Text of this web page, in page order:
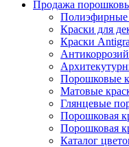
Продажа
Полиэфирные
Краски для
Краски
Порошковые
Матовые
Глянцевые
Порошковая
Порошковая
Каталог